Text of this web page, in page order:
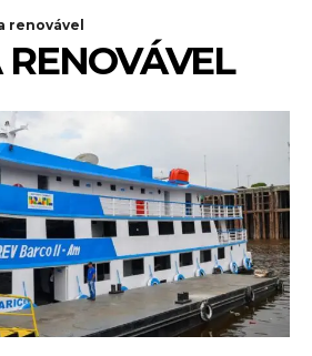
renovável
RENOVÁVEL